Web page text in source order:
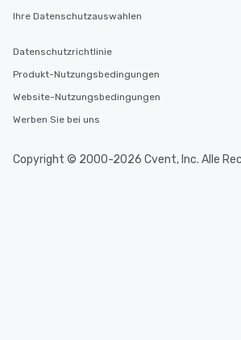
Ihre Datenschutzauswahlen
Datenschutzrichtlinie
Produkt-Nutzungsbedingungen
Website-Nutzungsbedingungen
Werben Sie bei uns
Copyright © 2000-2026 Cvent, Inc. Alle